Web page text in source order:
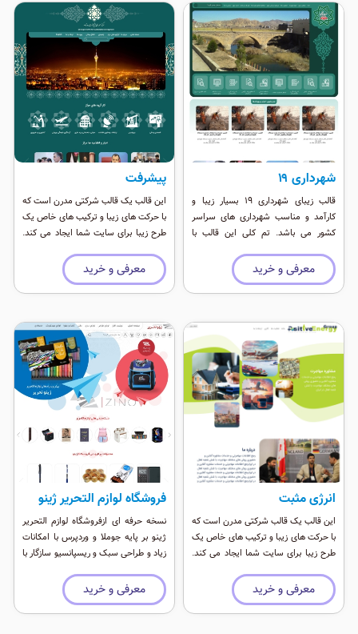
بروز رسانی های وردپرس هیچ مشکلی
ندارد.
شهرداری ‍۱۹
قالب زیبای شهرداری ۱۹ بسیار زیبا و
کارآمد و مناسب شهرداری های سراسر
کشور می باشد. تم کلی این قالب با
۵ می باشد ٬ همچنین این نسخه از وب
اپ پشتیبانی کامل می کند و بر روی
گوشی های اندروید و آيفون بصورت Add
معرفی و خرید
پیشرفت
این قالب یک قالب شرکتی مدرن است که
با حرکت های زیبا و ترکیب های خاص یک
طرح زیبا برای سایت شما ایجاد می کند.
بر روی وردپرس نسخه اخر و جوملا قابل
ارایه می باشد.
معرفی و خرید
انرژی مثبت
این قالب یک قالب شرکتی مدرن است که
با حرکت های زیبا و ترکیب های خاص یک
طرح زیبا برای سایت شما ایجاد می کند.
بر روی وردپرس نسخه اخر و جوملا قابل
ارایه می باشد.
معرفی و خرید
فروشگاه لوازم التحریر ژینو
نسخه حرفه ای ازفروشگاه لوازم التحریر
ژینو بر پایه جوملا و وردپرس با امکانات
زیاد و طراحی سبک و ریسپانسیو سازگار با
معرفی و خرید